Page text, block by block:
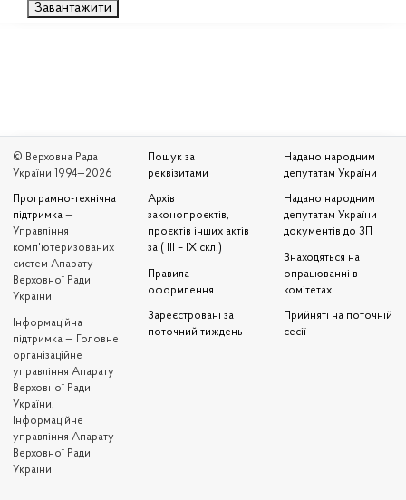
Завантажити
© Верховна Рада
України 1994—2026
Програмно-технічна
підтримка —
Управління
комп'ютеризованих
систем Апарату
Верховної Ради
України
Iнформаційна
підтримка — Головне
організаційне
управління Апарату
Верховної Ради
України,
Інформаційне
управління Апарату
Верховної Ради
України
Пошук за
реквізитами
Архів
законопроєктів,
проєктів інших актів
за ( III – IX скл.)
Правила
оформлення
Зареєстровані за
поточний тиждень
Надано народним
депутатам України
Надано народним
депутатам України
документів до ЗП
Знаходяться на
опрацюванні в
комітетах
Прийняті на поточній
сесії